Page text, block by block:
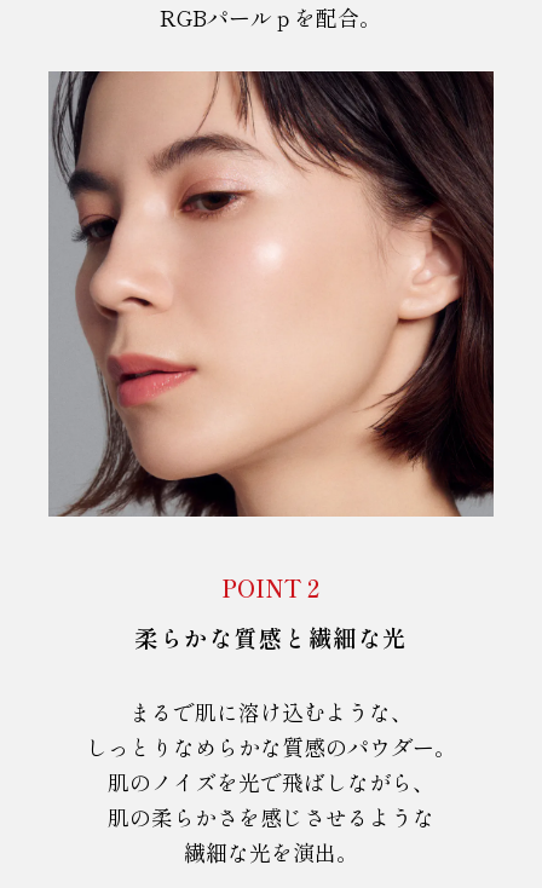
RGBパールｐを配合。
POINT 2
柔らかな質感と繊細な光
まるで肌に溶け込むような、
しっとりなめらかな質感のパウダー。
肌のノイズを光で飛ばしながら、
肌の柔らかさを感じさせるような
繊細な光を演出。